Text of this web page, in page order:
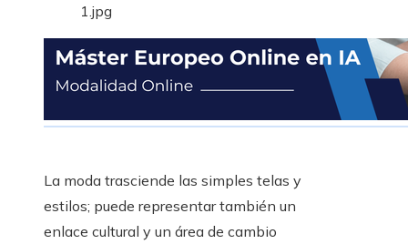
La moda trasciende las simples telas y
estilos; puede representar también un
enlace cultural y un área de cambio